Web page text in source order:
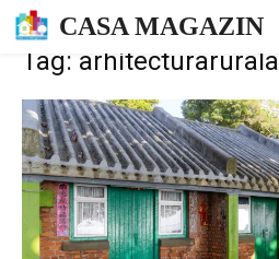
CASA MAGAZIN
Tag: arhitecturarurala